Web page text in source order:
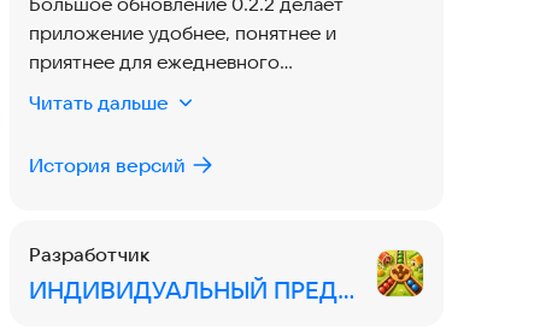
приложение удобнее, понятнее и
приятнее для ежедневного
использования.
подсказку на каждый день: общий ритм,
приложение можно открывать не только
для большого расчета, но и как
Читать дальше
История версий
Разработчик
ИНДИВИДУАЛЬНЫЙ ПРЕДПРИНИМАТЕЛЬ БУГРОВ ГЕННАДИЙ ДМИТРОВИЧ